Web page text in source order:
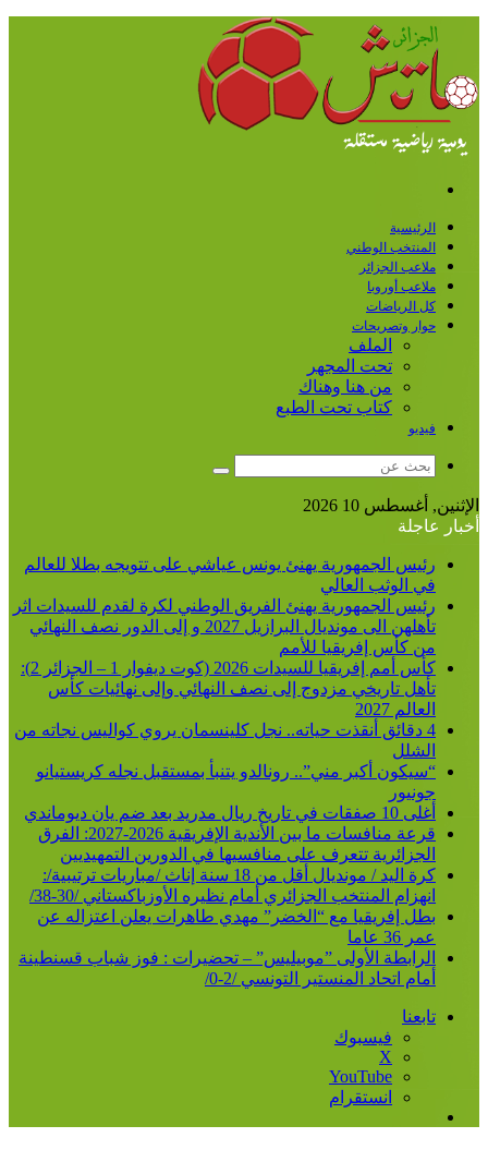
الرئيسية
المنتخب الوطني
ملاعب الجزائر
ملاعب أوروبا
كل الرياضات
حوار وتصريحات
الملف
تحت المجهر
من هنا وهناك
كتاب تحت الطبع
فيديو
بحث
الإثنين, أغسطس 10 2026
أخبار عاجلة
رئيس الجمهورية يهنئ يونس عياشي على تتويجه بطلا للعالم
في الوثب العالي
رئيس الجمهورية يهنئ الفريق الوطني لكرة لقدم للسيدات اثر
تأهلهن الى مونديال البرازيل 2027 و إلى الدور نصف النهائي
من كأس إفريقيا للأمم
كأس أمم إفريقيا للسيدات 2026 (كوت ديفوار 1 – الجزائر 2):
تأهل تاريخي مزدوج إلى نصف النهائي وإلى نهائيات كأس
العالم 2027
4 دقائق أنقذت حياته.. نجل كلينسمان يروي كواليس نجاته من
الشلل
“سيكون أكبر مني”.. رونالدو يتنبأ بمستقبل نجله كريستيانو
جونيور
أغلى 10 صفقات في تاريخ ريال مدريد بعد ضم يان ديوماندي
قرعة منافسات ما بين الأندية الإفريقية 2026-2027: الفرق
الجزائرية تتعرف على منافسيها في الدورين التمهيديين
كرة اليد / مونديال أقل من 18 سنة إناث /مباريات ترتيبية/:
انهزام المنتخب الجزائري أمام نظيره الأوزباكستاني /30-38/
بطل إفريقيا مع “الخضر” مهدي طاهرات يعلن اعتزاله عن
عمر 36 عاما
الرابطة الأولى ”موبيليس” – تحضيرات : فوز شباب قسنطينة
أمام اتحاد المنستير التونسي /2-0/
تابعنا
فيسبوك
‫X
‫YouTube
انستقرام